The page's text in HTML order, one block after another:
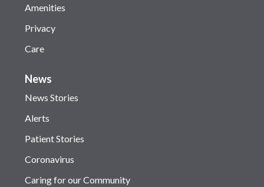
Amenities
Privacy
Care
News
News Stories
Alerts
Patient Stories
Coronavirus
Caring for our Community